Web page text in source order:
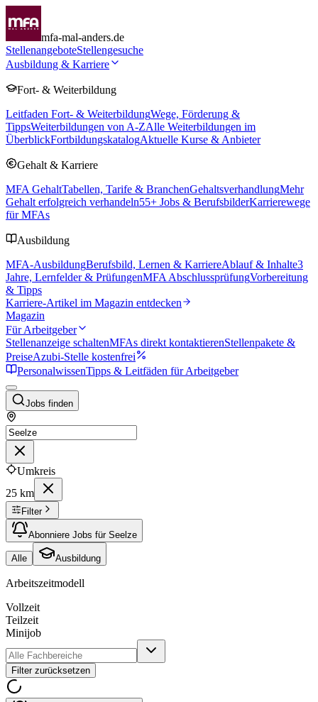
mfa-mal-anders.de
StellenangeboteStellengesuche
Ausbildung & Karriere
Fort- & Weiterbildung
Leitfaden Fort- & WeiterbildungWege, Förderung &
TippsWeiterbildungen von A-ZAlle Weiterbildungen im
ÜberblickFortbildungskatalogAktuelle Kurse & Anbieter
Gehalt & Karriere
MFA GehaltTabellen, Tarife & BranchenGehaltsverhandlungMehr
Gehalt erfolgreich verhandeln55+ Jobs & BerufsbilderKarrierewege
für MFAs
Ausbildung
MFA-AusbildungBerufsbild, Lernen & KarriereAblauf & Inhalte3
Jahre, Lernfelder & PrüfungenMFA AbschlussprüfungVorbereitung
& Tipps
Karriere-Artikel im Magazin entdecken
Magazin
Für Arbeitgeber
Stellenanzeige schaltenMFAs direkt kontaktierenStellenpakete &
PreiseAzubi-Stelle kostenfrei
PersonalwissenTipps & Leitfäden für Arbeitgeber
Jobs finden
Umkreis
25 km
Filter
Abonniere Jobs für Seelze
Alle Ausbildung
Arbeitszeitmodell
Vollzeit
Teilzeit
Minijob
Filter zurücksetzen